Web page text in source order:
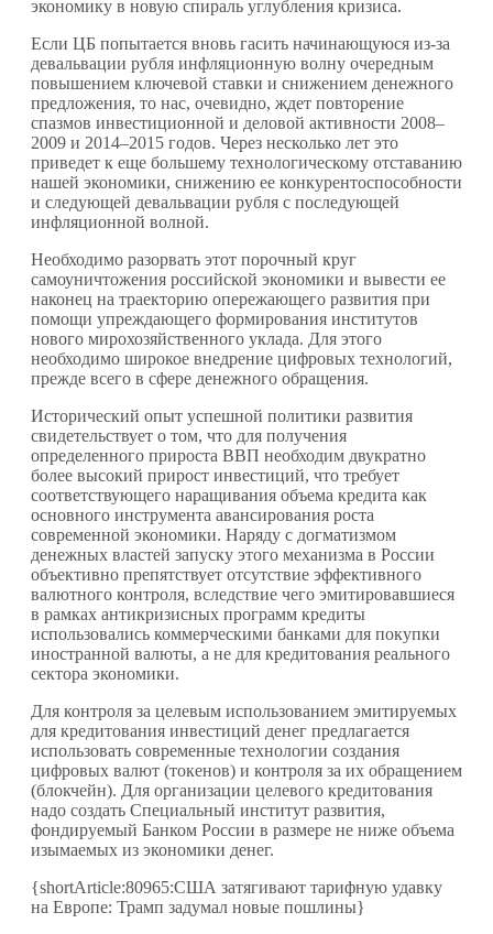
экономику в новую спираль углубления кризиса.
Если ЦБ попытается вновь гасить начинающуюся из-за
девальвации рубля инфляционную волну очередным
повышением ключевой ставки и снижением денежного
предложения, то нас, очевидно, ждет повторение
спазмов инвестиционной и деловой активности 2008–
2009 и 2014–2015 годов. Через несколько лет это
приведет к еще большему технологическому отставанию
нашей экономики, снижению ее конкурентоспособности
и следующей девальвации рубля с последующей
инфляционной волной.
Необходимо разорвать этот порочный круг
самоуничтожения российской экономики и вывести ее
наконец на траекторию опережающего развития при
помощи упреждающего формирования институтов
нового мирохозяйственного уклада. Для этого
необходимо широкое внедрение цифровых технологий,
прежде всего в сфере денежного обращения.
Исторический опыт успешной политики развития
свидетельствует о том, что для получения
определенного прироста ВВП необходим двукратно
более высокий прирост инвестиций, что требует
соответствующего наращивания объема кредита как
основного инструмента авансирования роста
современной экономики. Наряду с догматизмом
денежных властей запуску этого механизма в России
объективно препятствует отсутствие эффективного
валютного контроля, вследствие чего эмитировавшиеся
в рамках антикризисных программ кредиты
использовались коммерческими банками для покупки
иностранной валюты, а не для кредитования реального
сектора экономики.
Для контроля за целевым использованием эмитируемых
для кредитования инвестиций денег предлагается
использовать современные технологии создания
цифровых валют (токенов) и контроля за их обращением
(блокчейн). Для организации целевого кредитования
надо создать Специальный институт развития,
фондируемый Банком России в размере не ниже объема
изымаемых из экономики денег.
{shortArticle:80965:США затягивают тарифную удавку
на Европе: Трамп задумал новые пошлины}